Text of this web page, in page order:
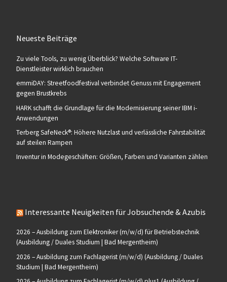
Neueste Beiträge
Zu viele Tools, zu wenig Überblick? Welche Software IT-
Dienstleister wirklich brauchen
emmiDAY: Streetfoodfestival verbindet Genuss mit Engagement
gegen Brustkrebs
HARK schafft die Grundlage für die Modernisierung seiner IBM i-
Anwendungen
Terberg SafeNeck®: Höhere Nutzlast und verlässliche Fahrstabilität
auf steilen Rampen
Inventur in Modegeschäften: Größen, Farben und Varianten zählen
Interessante Neuigkeiten für Jobsuchende & Azubis
2026 – Ausbildung zum Elektroniker (m/w/d) für Betriebstechnik
(Ausbildung / Duales Studium | Bad Mergentheim)
2026 – Ausbildung zum Fachlagerist (m/w/d) (Ausbildung / Duales
Studium | Bad Mergentheim)